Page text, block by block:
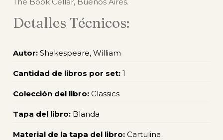
The Book Cellar, Buenos Aires.
Detalles Técnicos:
Autor: Shakespeare, William
Cantidad de libros por set: 1
Colección del libro: Classics
Tapa del libro: Blanda
Material de la tapa del libro: Cartulina